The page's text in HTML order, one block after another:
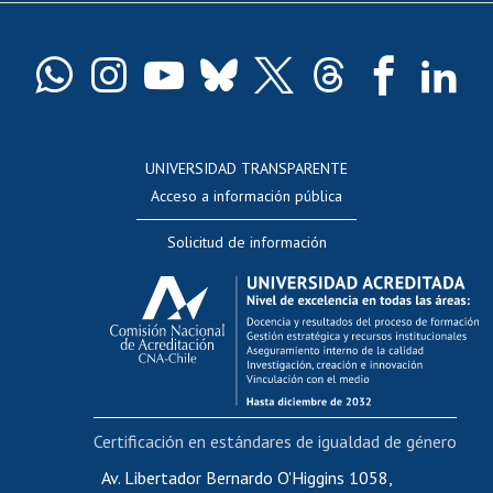
Docentes
Evaluación docente
Calificación académica
Postulación al AUCAI
Funcionarias/os
Cursos internos de capacitación
Bienestar del personal
Portal de movilidad interna
Certificado de renta
UNIVERSIDAD TRANSPARENTE
Acceso a información pública
Solicitud de información
Av. Libertador Bernardo O'Higgins 1058,
Certificación en estándares de igualdad de género